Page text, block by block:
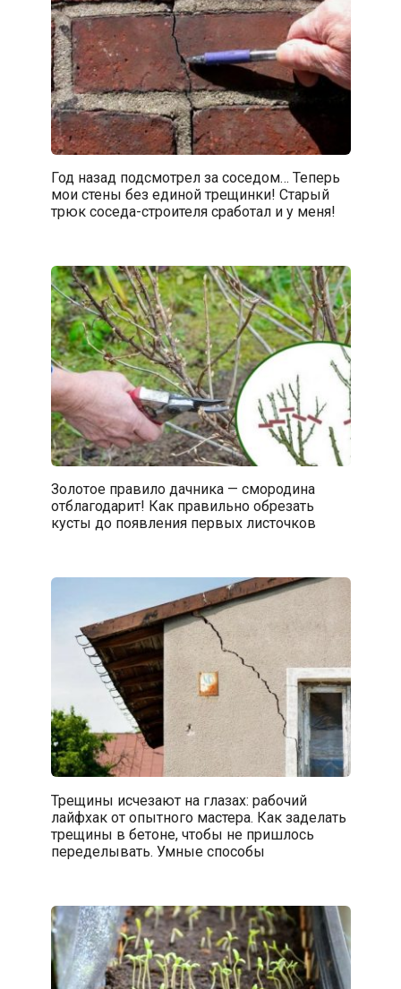
Год назад подсмотрел за соседом… Теперь
мои стены без единой трещинки! Старый
трюк соседа-строителя сработал и у меня!
Золотое правило дачника — смородина
отблагодарит! Как правильно обрезать
кусты до появления первых листочков
Трещины исчезают на глазах: рабочий
лайфхак от опытного мастера. Как заделать
трещины в бетоне, чтобы не пришлось
переделывать. Умные способы